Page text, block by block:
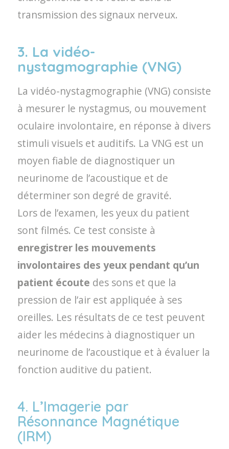
transmission des signaux nerveux.
3. La vidéo-
nystagmographie (VNG)
La vidéo-nystagmographie (VNG) consiste
à mesurer le nystagmus, ou mouvement
oculaire involontaire, en réponse à divers
stimuli visuels et auditifs. La VNG est un
moyen fiable de diagnostiquer un
neurinome de l’acoustique et de
déterminer son degré de gravité.
Lors de l’examen, les yeux du patient
sont filmés. Ce test consiste à
enregistrer les mouvements
involontaires des yeux pendant qu’un
patient écoute des sons et que la
pression de l’air est appliquée à ses
oreilles. Les résultats de ce test peuvent
aider les médecins à diagnostiquer un
neurinome de l’acoustique et à évaluer la
fonction auditive du patient.
4. L’Imagerie par
Résonnance Magnétique
(IRM)